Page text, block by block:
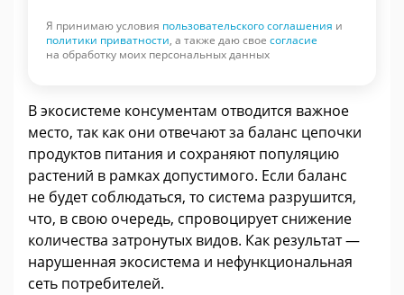
Я принимаю условия пользовательского соглашения и
политики приватности, а также даю свое согласие
на обработку моих персональных данных
В экосистеме консументам отводится важное
место, так как они отвечают за баланс цепочки
продуктов питания и сохраняют популяцию
растений в рамках допустимого. Если баланс
не будет соблюдаться, то система разрушится,
что, в свою очередь, спровоцирует снижение
количества затронутых видов. Как результат —
нарушенная экосистема и нефункциональная
сеть потребителей.